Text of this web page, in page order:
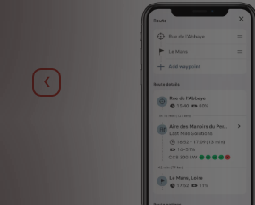
Forrige